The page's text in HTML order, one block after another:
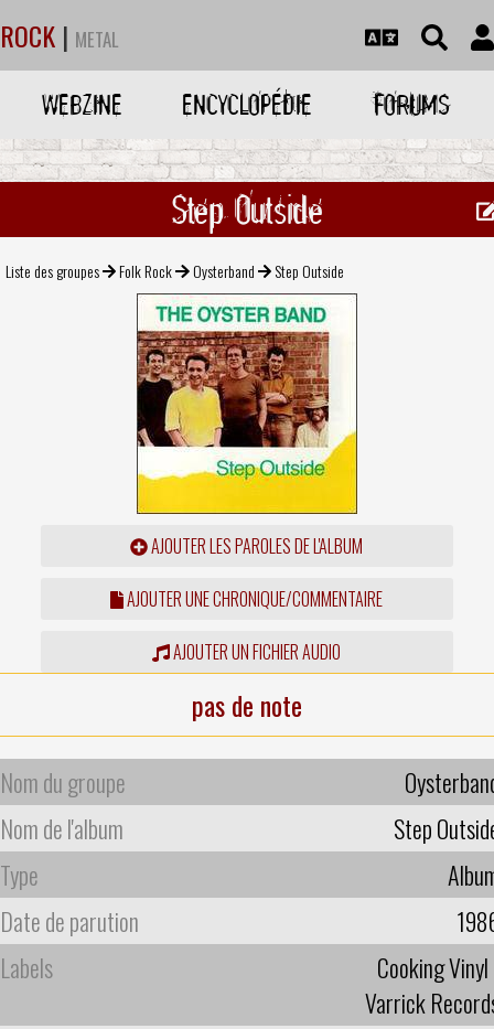
ROCK | METAL
WEBZINE ENCYCLOPÉDIE FORUMS
Step Outside
Liste des groupes Folk Rock Oysterband Step Outside
AJOUTER LES PAROLES DE L'ALBUM
AJOUTER UNE CHRONIQUE/COMMENTAIRE
AJOUTER UN FICHIER AUDIO
pas de note
Nom du groupe
Nom de l'album
Step
Type
Date de parution
Labels
Cooking Vinyl
Varrick